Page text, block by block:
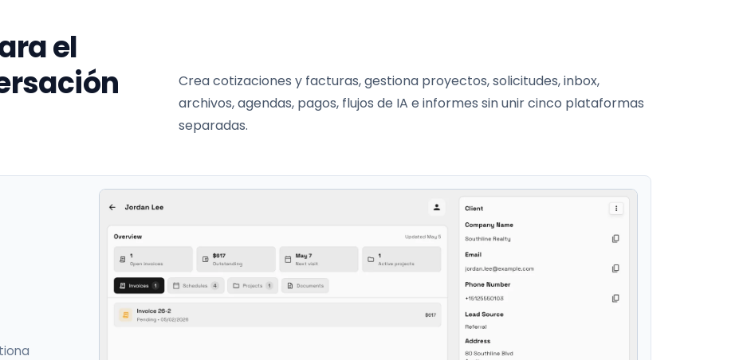
el
Crea cotizaciones y facturas, gestiona proyectos, solicitudes, inbox,
archivos, agendas, pagos, flujos de IA e informes sin unir cinco plataformas
separadas.